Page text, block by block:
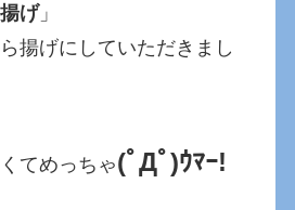
げ」
揚げにしていただきまし
てめっちゃ(ﾟДﾟ)ｳﾏｰ!